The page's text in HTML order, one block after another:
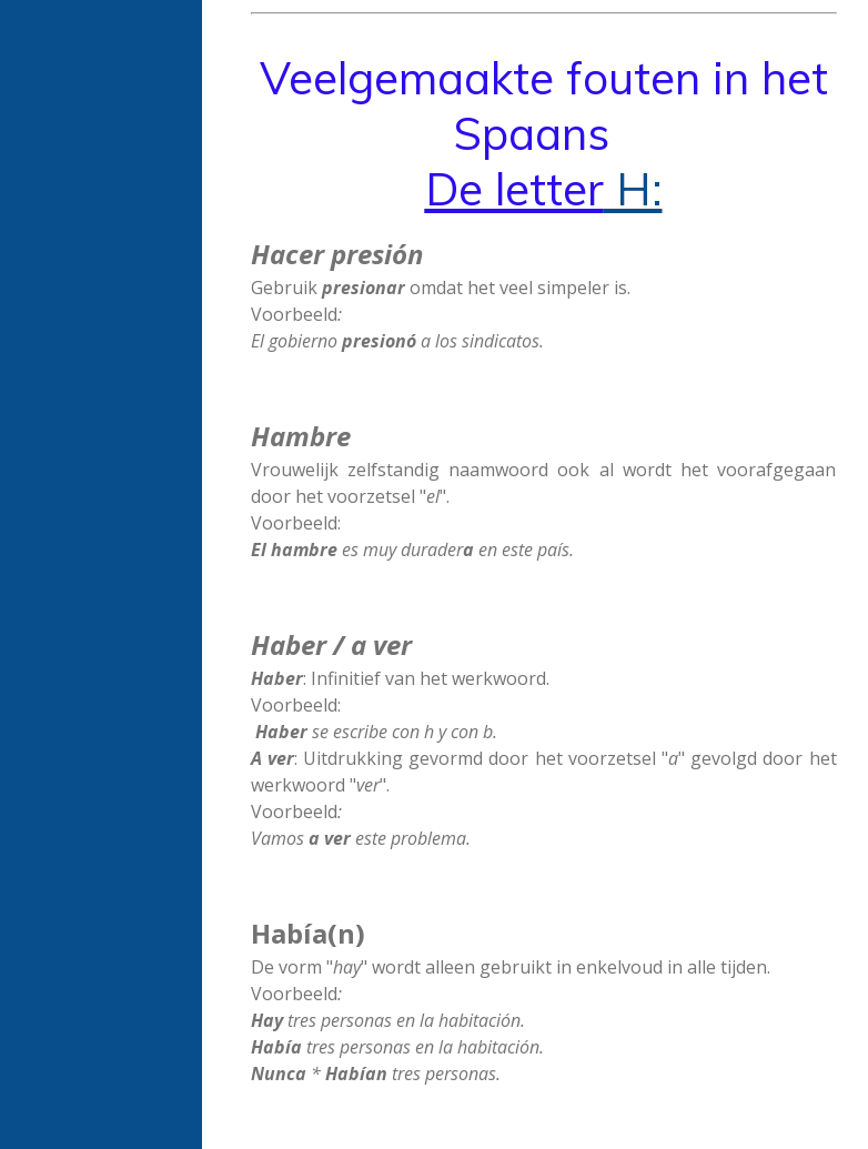
Veelgemaakte fouten in het
Spaans
De letterH:
Hacer presión
Gebruik presionaromdat het veel simpeler is.
Voorbeeld:
El gobiernopresionóa los sindicatos.
Hambre
Vrouwelijk zelfstandig naamwoord ook al wordt het voorafgegaan
door het voorzetsel "el".
Voorbeeld:
El hambrees muy duradera en este país.
Haber / a ver
Haber: Infinitief van het werkwoord.
Voorbeeld:
Haberse escribe con h y con b.
A ver: Uitdrukking gevormd door het voorzetsel "a" gevolgd door het
werkwoord "ver".
Voorbeeld:
Vamosa vereste problema.
Había(n)
De vorm "hay" wordt alleen gebruikt in enkelvoud in alle tijden.
Voorbeeld:
Haytres personas en la habitación.
Había tres personas en la habitación.
Nunca *Habían tres personas.